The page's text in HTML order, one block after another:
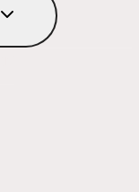
TOGGLE
SUBMENU